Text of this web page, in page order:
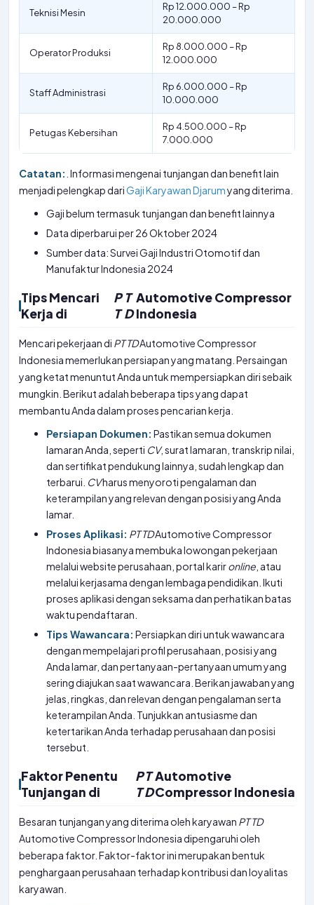
Teknisi Mesin
Rp 12.000.000 – Rp
20.000.000
Operator Produksi
Rp 8.000.000 – Rp
12.000.000
Staff Administrasi
Rp 6.000.000 – Rp
10.000.000
Petugas Kebersihan
Rp 4.500.000 – Rp
7.000.000
Catatan: . Informasi mengenai tunjangan dan benefit lain
menjadi pelengkap dariGaji Karyawan Djarumyang diterima.
Gaji belum termasuk tunjangan dan benefit lainnya
Data diperbarui per 26 Oktober 2024
Sumber data: Survei Gaji Industri Otomotif dan
Manufaktur Indonesia 2024
Tips Mencari
Kerja di
P
T
T
D
Automotive Compressor
Indonesia
Mencari pekerjaan di PTTDAutomotive Compressor
Indonesia memerlukan persiapan yang matang. Persaingan
yang ketat menuntut Anda untuk mempersiapkan diri sebaik
mungkin. Berikut adalah beberapa tips yang dapat
membantu Anda dalam proses pencarian kerja.
Persiapan Dokumen: Pastikan semua dokumen
lamaran Anda, seperti CV, surat lamaran, transkrip nilai,
dan sertifikat pendukung lainnya, sudah lengkap dan
terbarui. CVharus menyoroti pengalaman dan
keterampilan yang relevan dengan posisi yang Anda
lamar.
Proses Aplikasi: PTTDAutomotive Compressor
Indonesia biasanya membuka lowongan pekerjaan
melalui website perusahaan, portal karironline , atau
melalui kerjasama dengan lembaga pendidikan. Ikuti
proses aplikasi dengan seksama dan perhatikan batas
waktu pendaftaran.
Tips Wawancara: Persiapkan diri untuk wawancara
dengan mempelajari profil perusahaan, posisi yang
Anda lamar, dan pertanyaan-pertanyaan umum yang
sering diajukan saat wawancara. Berikan jawaban yang
jelas, ringkas, dan relevan dengan pengalaman serta
keterampilan Anda. Tunjukkan antusiasme dan
ketertarikan Anda terhadap perusahaan dan posisi
tersebut.
Faktor Penentu
Tunjangan di
P
T
T
D
Automotive
Compressor Indonesia
Besaran tunjangan yang diterima oleh karyawan PTTD
Automotive Compressor Indonesia dipengaruhi oleh
beberapa faktor. Faktor-faktor ini merupakan bentuk
penghargaan perusahaan terhadap kontribusi dan loyalitas
karyawan.